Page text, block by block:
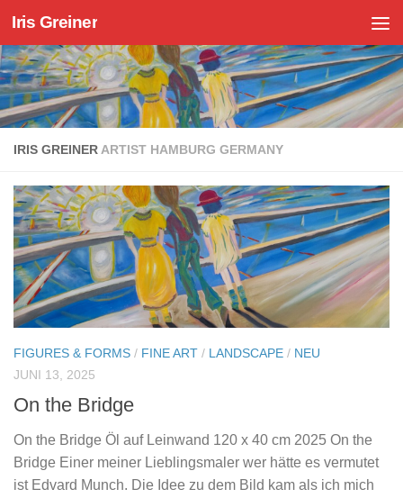
Zum Inhalt springen
Iris Greiner
IRIS GREINER ARTIST HAMBURG GERMANY
FIGURES & FORMS / FINE ART / LANDSCAPE / NEU
JUNI 13, 2025
On the Bridge
On the Bridge Öl auf Leinwand 120 x 40 cm 2025 On the
Bridge Einer meiner Lieblingsmaler wer hätte es vermutet
ist Edvard Munch. Die Idee zu dem Bild kam als ich mich